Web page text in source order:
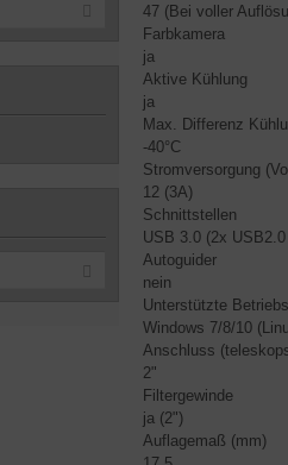
47 (Bei voller
Farbkamera
ja
Aktive Kühlung
ja
Max. Differenz
-40°C
Stromversorgung
12 (3A)
Schnittstellen
USB 3.0 (2x
Autoguider
nein
Unterstützte
Windows 7/8/10
Anschluss
2"
Filtergewinde
ja (2")
Auflagemaß (mm)